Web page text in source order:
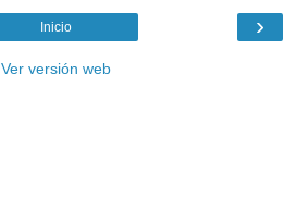
›
Inicio
Ver versión web